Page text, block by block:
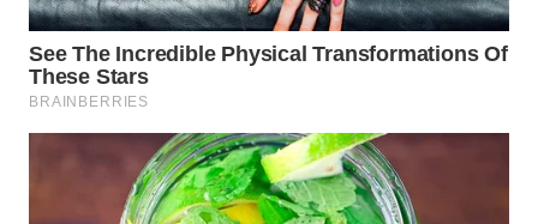
WAHANA
LISTRIK